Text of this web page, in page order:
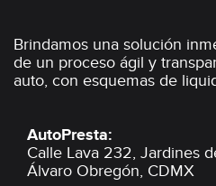
Brindamos una solución
de un proceso ágil y
auto, con esquemas de
AutoPresta:
Calle Lava 232, Jardines
Álvaro Obregón, CDMX